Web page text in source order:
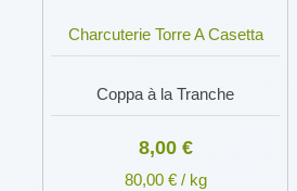
Charcuterie Torre A Casetta
Coppa à la Tranche
8,00 €
80,00 € / kg